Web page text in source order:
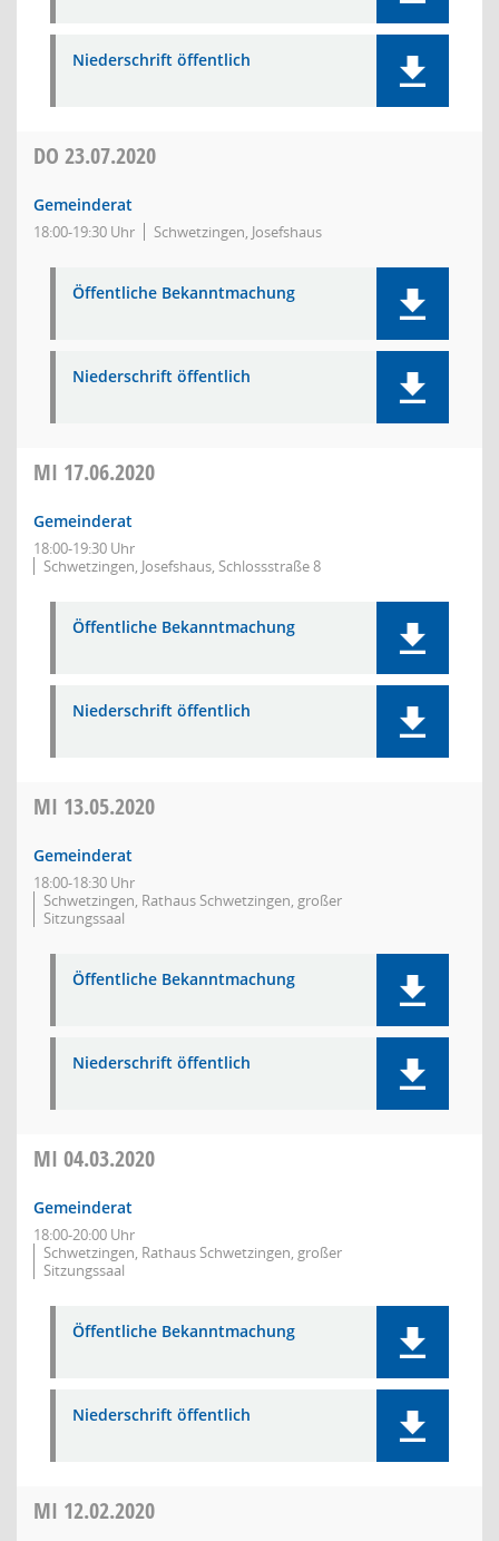
Niederschrift öffentlich
DO 23.07.2020
Gemeinderat
18:00-19:30 Uhr Schwetzingen, Josefshaus
Öffentliche Bekanntmachung
Niederschrift öffentlich
MI 17.06.2020
Gemeinderat
18:00-19:30 Uhr
Schwetzingen, Josefshaus, Schlossstraße 8
Öffentliche Bekanntmachung
Niederschrift öffentlich
MI 13.05.2020
Gemeinderat
18:00-18:30 Uhr
Schwetzingen, Rathaus Schwetzingen, großer
Sitzungssaal
Öffentliche Bekanntmachung
Niederschrift öffentlich
MI 04.03.2020
Gemeinderat
18:00-20:00 Uhr
Schwetzingen, Rathaus Schwetzingen, großer
Sitzungssaal
Öffentliche Bekanntmachung
Niederschrift öffentlich
MI 12.02.2020